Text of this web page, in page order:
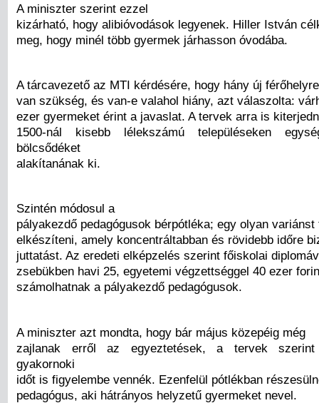
A miniszter szerint ezzel
kizárható, hogy alibióvodások legyenek. Hiller István
meg, hogy minél több gyermek járhasson óvodába.
A tárcavezető az MTI kérdésére, hogy hány új férőhelyre
van szükség, és van-e valahol hiány, azt válaszolta:
ezer gyermeket érint a javaslat. A tervek arra is
1500-nál kisebb lélekszámú településeken
bölcsődéket
alakítanának ki.
Szintén módosul a
pályakezdő pedagógusok bérpótléka; egy olyan
elkészíteni, amely koncentráltabban és rövidebb időre
juttatást. Az eredeti elképzelés szerint főiskolai
zsebükben havi 25, egyetemi végzettséggel 40 ezer
számolhatnak a pályakezdő pedagógusok.
A miniszter azt mondta, hogy bár május közepéig még
zajlanak erről az egyeztetések, a tervek
gyakornoki
időt is figyelembe vennék. Ezenfelül pótlékban
pedagógus, aki hátrányos helyzetű gyermeket nevel.